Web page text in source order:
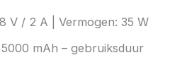
V / 2 A | Vermogen: 35 W
mAh – gebruiksduur